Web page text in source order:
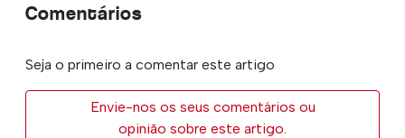
Comentários
Seja o primeiro a comentar este artigo
Envie-nos os seus comentários ou
opinião sobre este artigo.